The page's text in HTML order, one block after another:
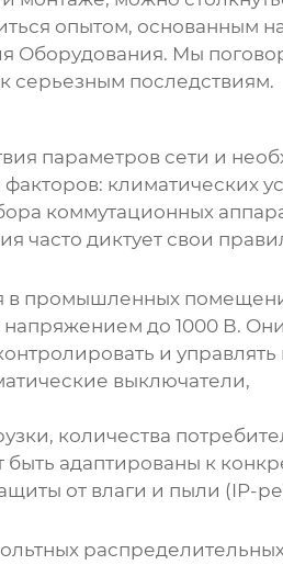
опытом, основанным
Оборудования. Мы
серьезным последствиям.
параметров сети и
климатических
коммутационных
часто диктует свои
в промышленных
напряжением до 1000 В. Они
и управлять
выключатели,
количества
адаптированы к
от влаги и пыли (IP-